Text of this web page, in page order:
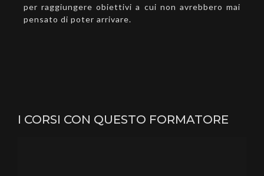
per raggiungere obiettivi a cui non avrebbero mai
pensato di poter arrivare.
I CORSI CON QUESTO FORMATORE